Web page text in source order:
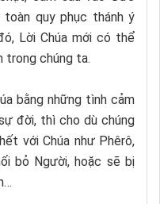
toàn quy phục thánh ý
Lời Chúa mới có thể
trong chúng ta.
bằng những tình cảm
đời, thì cho dù chúng
với Chúa như Phêrô,
bỏ Người, hoặc sẽ bị